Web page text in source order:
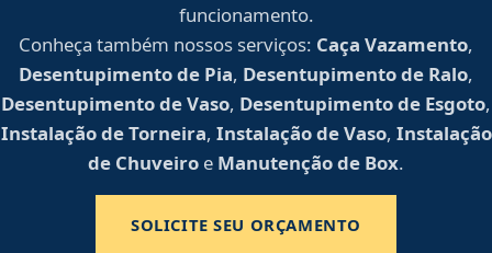
funcionamento.
Conheça também nossos serviços: Caça Vazamento,
Desentupimento de Pia, Desentupimento de Ralo,
Desentupimento de Vaso, Desentupimento de Esgoto,
Instalação de Torneira, Instalação de Vaso, Instalação
de Chuveiro e Manutenção de Box.
SOLICITE SEU ORÇAMENTO